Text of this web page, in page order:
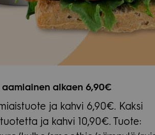
aamiai­nen alkaen 6,90€
ja kahvi 6,90€. Kaksi
ja kahvi 10,90€. Tuote: